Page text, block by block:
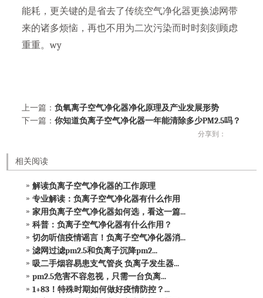
能耗，更关键的是省去了传统空气净化器更换滤网带
来的诸多烦恼，再也不用为二次污染而时时刻刻顾虑
重重。wy
上一篇：负氧离子空气净化器净化原理及产业发展形势
下一篇：你知道负离子空气净化器一年能清除多少PM2.5吗？
分享到：
相关阅读
解读负离子空气净化器的工作原理
专业解读：负离子空气净化器有什么作用
家用负离子空气净化器如何选，看这一篇...
科普：负离子空气净化器有什么作用？
切勿听信疫情谣言！负离子空气净化器消...
滤网过滤pm2.5和负离子沉降pm2...
吸二手烟容易患支气管炎 负离子发生器...
pm2.5危害不容忽视，只需一台负离...
1+83！特殊时期如何做好疫情防控？...